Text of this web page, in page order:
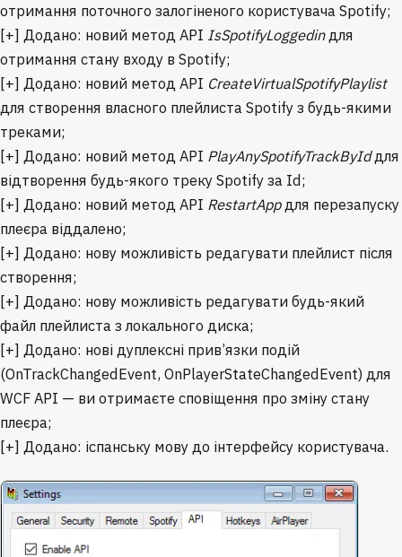
отримання поточного залогіненого користувача Spotify;
[+] Додано: новий метод API IsSpotifyLoggedinдля
отримання стану входу в Spotify;
[+] Додано: новий метод API CreateVirtualSpotifyPlaylist
для створення власного плейлиста Spotify з будь-якими
треками;
[+] Додано: новий метод API PlayAnySpotifyTrackByIdдля
відтворення будь-якого треку Spotify за Id;
[+] Додано: новий метод API RestartAppдля перезапуску
плеєра віддалено;
[+] Додано: нову можливість редагувати плейлист після
створення;
[+] Додано: нову можливість редагувати будь-який
файл плейлиста з локального диска;
[+] Додано: нові дуплексні прив’язки подій
(OnTrackChangedEvent, OnPlayerStateChangedEvent) для
WCF API — ви отримаєте сповіщення про зміну стану
плеєра;
[+] Додано: іспанську мову до інтерфейсу користувача.